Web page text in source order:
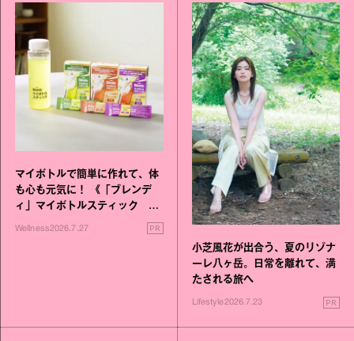
マイボトルで簡単に作れて、体
も心も元気に！ 《「ブレンデ
ィ」マイボトルスティック い
いこと毎日》シリーズが誕生
Wellness2026.7.27 PR
小芝風花が出合う、夏のリゾナ
ーレ八ヶ岳。日常を離れて、満
たされる旅へ
Lifestyle2026.7.23 PR